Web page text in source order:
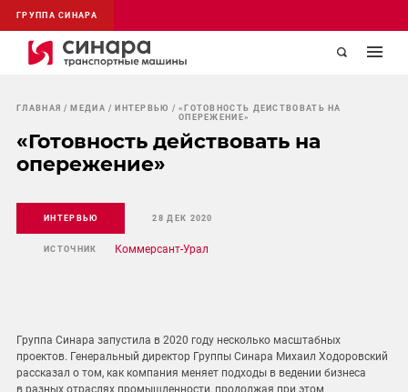
ГРУППА СИНАРА
ГЛАВНАЯ МЕДИА ИНТЕРВЬЮ
«ГОТОВНОСТЬ ДЕЙСТВОВАТЬ НА
ОПЕРЕЖЕНИЕ»
«Готовность действовать на
опережение»
ИНТЕРВЬЮ 28 ДЕК 2020
ИСТОЧНИК Коммерсант-Урал
Группа Синара запустила в 2020 году несколько масштабных
проектов. Генеральный директор Группы Синара Михаил Ходоровский
рассказал о том, как компания меняет подходы в ведении бизнеса
в разных отраслях промышленности, продолжая при этом